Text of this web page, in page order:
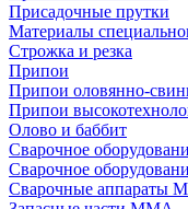
Присадочные прутки
Материалы
Строжка и резка
Припои
Припои оловянно-
Припои
Олово и баббит
Сварочное
Сварочное
Сварочные аппараты